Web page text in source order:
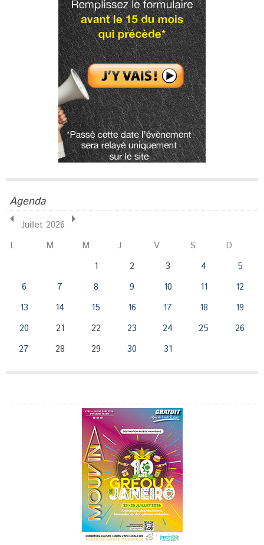
Agenda
Juillet 2026
L
M M J V S
D
1
2 3 4
5
6
7 8 9 10 11
12
13
14 15 16 17 18
19
20
21 22 23 24 25
26
27
28 29 30 31